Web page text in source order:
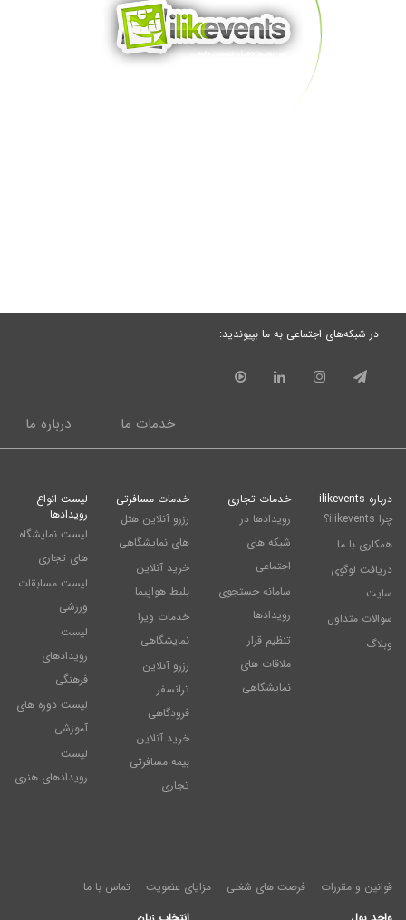
در شبکه‌های اجتماعی به ما بپیوندید:
درباره ما خدمات ما
درباره ilikevents
چرا ilikevents؟
همکاری با ما
دریافت لوگوی
سایت
سوالات متداول
وبلاگ
خدمات تجاری
رویدادها در
شبکه های
اجتماعی
سامانه جستجوی
رویدادها
تنظیم قرار
ملاقات های
نمایشگاهی
خدمات مسافرتی
رزرو آنلاین هتل
های نمایشگاهی
خرید آنلاین
بلیط هواپیما
خدمات ویزا
نمایشگاهی
رزرو آنلاین
ترانسفر
فرودگاهی
خرید آنلاین
بیمه مسافرتی
تجاری
لیست انواع
رویدادها
لیست نمایشگاه
های تجاری
لیست مسابقات
ورزشی
لیست
رویدادهای
فرهنگی
لیست دوره های
آموزشی
لیست
رویدادهای هنری
قوانین و مقررات فرصت های شغلی مزایای عضویت
تماس با ما